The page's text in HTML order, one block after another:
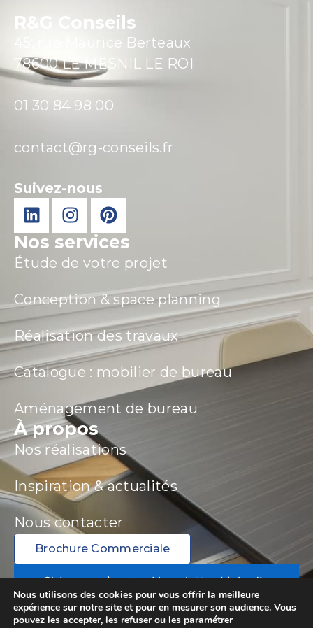
R&G Conseils
45, rue Maurice Berteaux
78600 LE MESNIL LE ROI
01 30 84 98 00
contact@rg-conseils.fr
Suivez-nous
Nos services
Étude de votre projet
Conception & space planning
Réalisation des travaux
Catalogue : mobilier de bureau
Aménagement de bureau
À propos
Nos réalisations
Inspiration & actualités
Nous contacter
Brochure Commerciale
S’abonner à notre Newsletter LinkedIn
Nous utilisons des cookies pour vous offrir la meilleure
expérience sur notre site et pour en mesurer son audience. Vous
pouvez les accepter, les refuser ou les paramétrer